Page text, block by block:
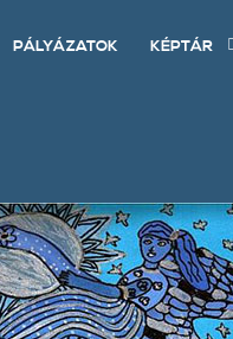
PÁLYÁZATOK KÉPTÁR